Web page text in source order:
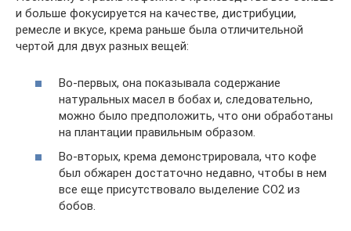
и больше фокусируется на качестве, дистрибуции,
ремесле и вкусе, крема раньше была отличительной
чертой для двух разных вещей:
Во-первых, она показывала содержание
натуральных масел в бобах и, следовательно,
можно было предположить, что они обработаны
на плантации правильным образом.
Во-вторых, крема демонстрировала, что кофе
был обжарен достаточно недавно, чтобы в нем
все еще присутствовало выделение СО2 из
бобов.